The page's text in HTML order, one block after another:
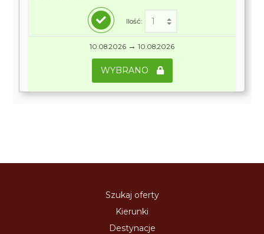
Ilość:
10.08.2026 → 10.08.2026
WYBRANO
Szukaj oferty
Kierunki
Destynacje